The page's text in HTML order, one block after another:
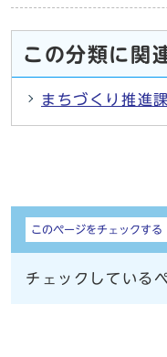
この分類に関
まちづくり推進課
しおり
このページをチェックする
チェックしている